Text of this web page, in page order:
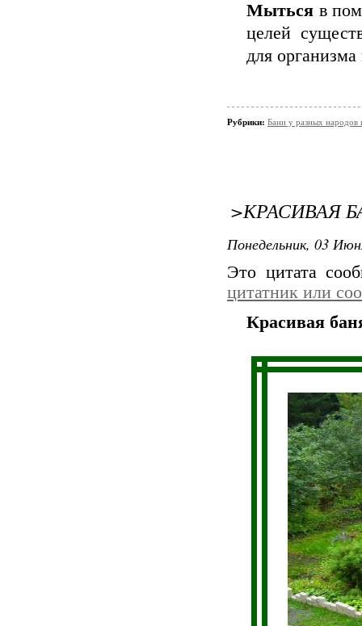
Мыться в
целей
для
Рубрики: Бани у разных народов
>КРАСИВАЯ
Понедельник, 03
Это цитата
цитатник или
Красивая